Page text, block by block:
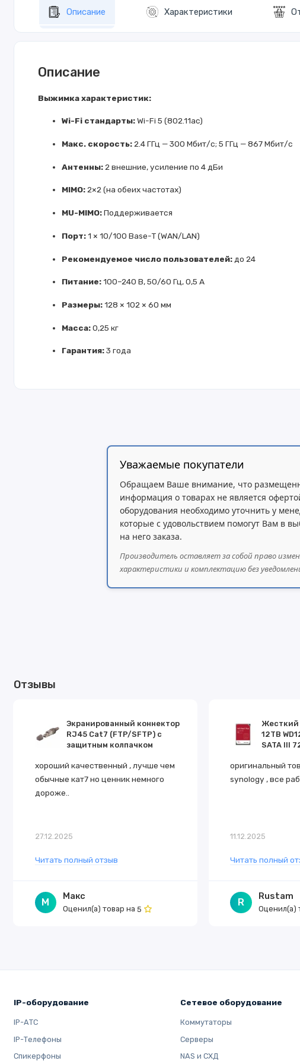
Описание Характеристики
Описание
Выжимка характеристик:
Wi-Fi стандарты:Wi-Fi 5 (802.11ac)
Макс. скорость: 2.4 ГГц — 300 Мбит/с; 5 ГГц — 867 Мбит/с
Антенны: 2 внешние, усиление по 4 дБи
MIMO:2×2 (на обеих частотах)
MU-MIMO:Поддерживается
Порт:1 × 10/100 Base-T (WAN/LAN)
Рекомендуемое число пользователей: до 24
Питание:100–240 В, 50/60 Гц, 0,5 А
Размеры:128 × 102 × 60 мм
Масса:0,25 кг
Гарантия:3 года
Уважаемые покупатели
Обращаем Ваше внимание, что
информация о товарах не является
оборудования необходимо уточнить у
которые с удовольствием помогут Вам в
на него заказа.
Производитель оставляет за собой право
характеристики и комплектацию без
Отзывы
Экранированный коннектор
RJ45 Cat7 (FTP/SFTP) с
защитным колпачком
хороший качественный , лучше чем
обычные кат7 но ценник немного
дороже..
27.12.2025
Читать полный отзыв
М
Макс
Оценил(а) товар на5
Жесткий
12TB
SATA III
оригинальный
synology , все
11.12.2025
Читать полный
R
Rustam
Оценил(а)
IP-оборудование
IP-АТС
IP-Телефоны
Спикерфоны
Сетевое оборудование
Коммутаторы
Серверы
NAS и СХД